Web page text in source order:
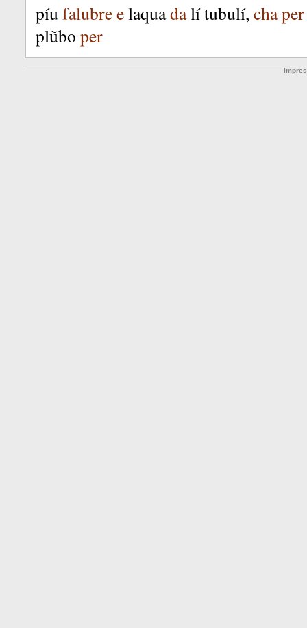
píu ſalubreelaquadalítubulí, chaper
plũbo per